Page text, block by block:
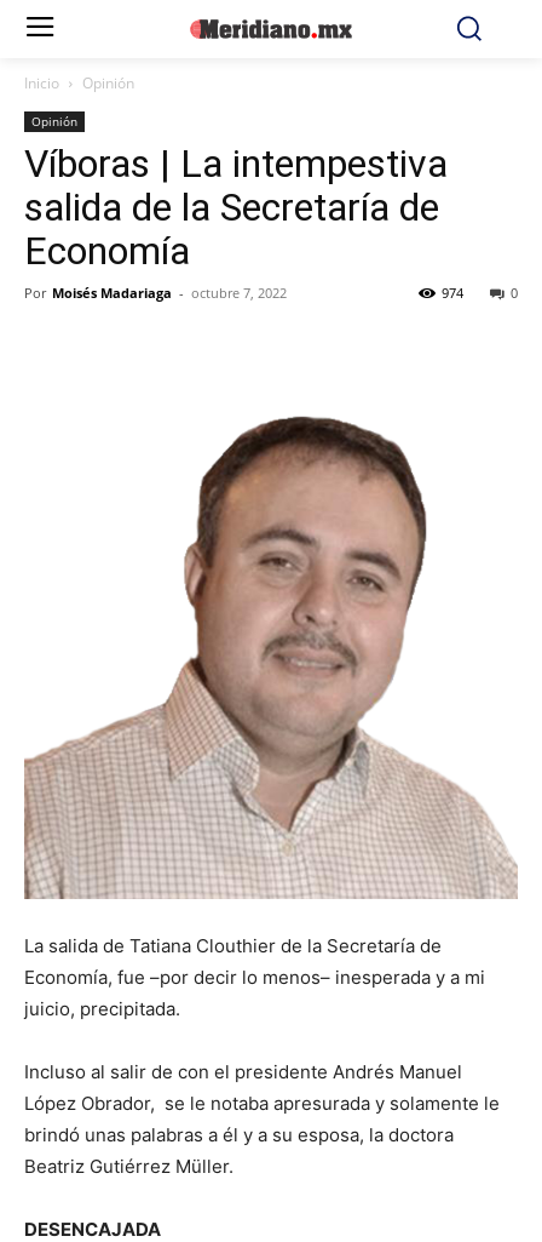
Inicio Opinión
Opinión
Víboras | La intempestiva
salida de la Secretaría de
Economía
Por Moisés Madariaga - octubre 7, 2022 0
974
La salida de Tatiana Clouthier de la Secretaría de
Economía, fue –por decir lo menos– inesperada y a mi
juicio, precipitada.
Incluso al salir de con el presidente Andrés Manuel
López Obrador, se le notaba apresurada y solamente le
brindó unas palabras a él y a su esposa, la doctora
Beatriz Gutiérrez Müller.
DESENCAJADA